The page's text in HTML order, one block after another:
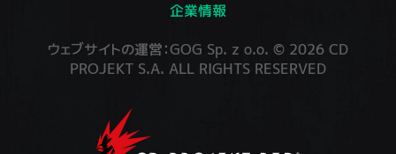
企業情報
ウェブサイトの運営：GOG Sp. z o.o. © 2026 CD
PROJEKT S.A. ALL RIGHTS RESERVED